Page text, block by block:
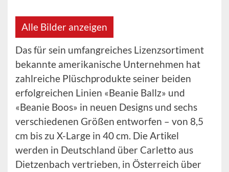
Alle Bilder anzeigen
Das für sein umfangreiches Lizenzsortiment
bekannte amerikanische Unternehmen hat
zahlreiche Plüschprodukte seiner beiden
erfolgreichen Linien «Beanie Ballz» und
«Beanie Boos» in neuen Designs und sechs
verschiedenen Größen entworfen – von 8,5
cm bis zu X-Large in 40 cm. Die Artikel
werden in Deutschland über Carletto aus
Dietzenbach vertrieben, in Österreich über